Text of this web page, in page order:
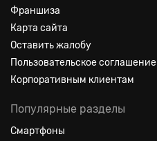
Франшиза
Карта сайта
Оставить жалобу
Пользовательское соглашение
Корпоративным клиентам
Популярные разделы
Смартфоны